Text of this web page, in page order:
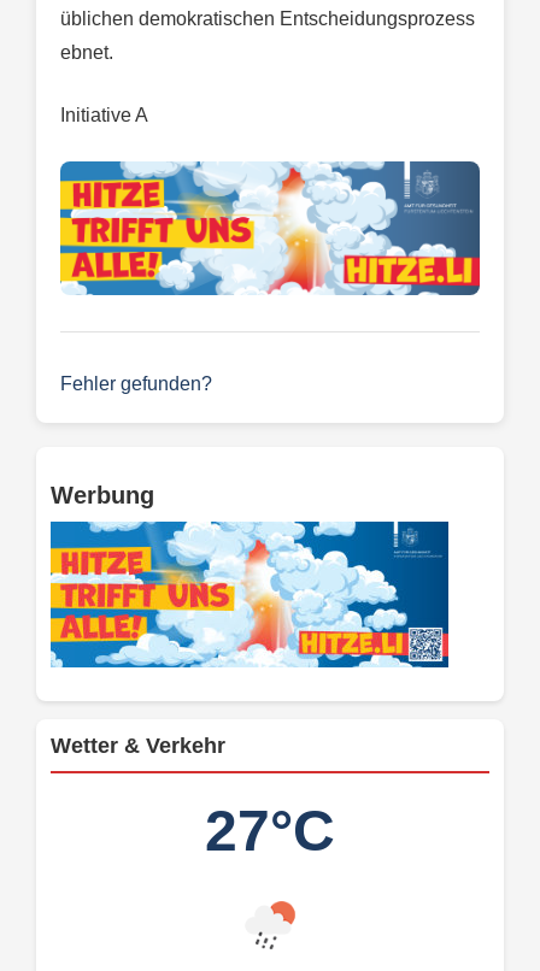
üblichen demokratischen Entscheidungsprozess
ebnet.
Initiative A
Fehler gefunden?
Werbung
Wetter & Verkehr
27°C